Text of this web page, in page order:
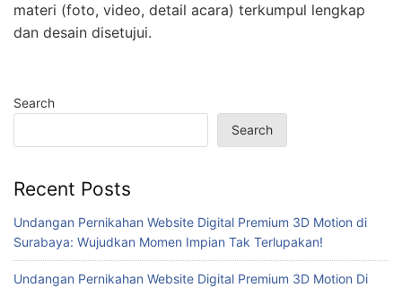
materi (foto, video, detail acara) terkumpul lengkap
dan desain disetujui.
Search
Search
Recent Posts
Undangan Pernikahan Website Digital Premium 3D Motion di
Surabaya: Wujudkan Momen Impian Tak Terlupakan!
Undangan Pernikahan Website Digital Premium 3D Motion Di